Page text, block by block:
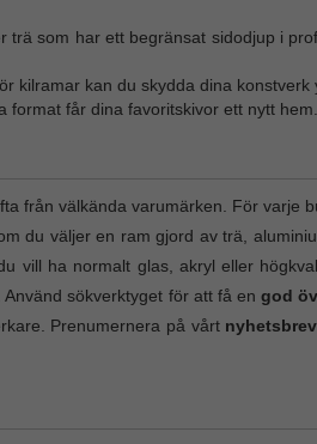
som har ett begränsat sidodjup i
kilramar kan du skydda dina konstverk
får dina favoritskivor ett nytt hem.
från välkända varumärken. För varje
du väljer en ram gjord av trä,
vill ha normalt glas, akryl eller
Använd sökverktyget för att få engod
Prenumernera på vårt nyhetsbrev